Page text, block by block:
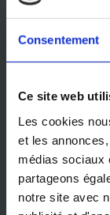
Consentement
Ce site web
Les cookies
et les
médias sociaux
partageons
notre site avec
2